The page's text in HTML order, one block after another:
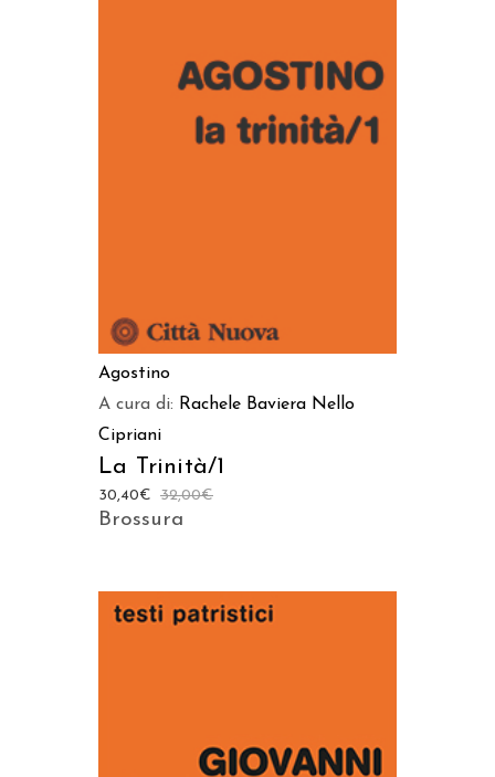
AGGIUNGI AL CARRELLO
Agostino
A cura di: Rachele Baviera Nello
Cipriani
La Trinità/1
32,00€
30,40€
Brossura